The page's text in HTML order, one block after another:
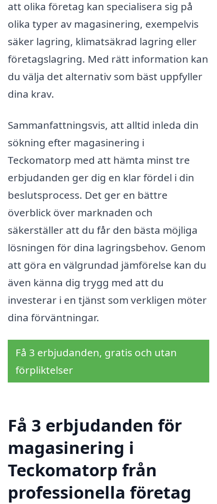
att olika företag kan specialisera sig på
olika typer av magasinering, exempelvis
säker lagring, klimatsäkrad lagring eller
företagslagring. Med rätt information kan
du välja det alternativ som bäst uppfyller
dina krav.
Sammanfattningsvis, att alltid inleda din
sökning efter magasinering i
Teckomatorp med att hämta minst tre
erbjudanden ger dig en klar fördel i din
beslutsprocess. Det ger en bättre
överblick över marknaden och
säkerställer att du får den bästa möjliga
lösningen för dina lagringsbehov. Genom
att göra en välgrundad jämförelse kan du
även känna dig trygg med att du
investerar i en tjänst som verkligen möter
dina förväntningar.
Få 3 erbjudanden, gratis och utan
förpliktelser
Få 3 erbjudanden för
magasinering i
Teckomatorp från
professionella företag